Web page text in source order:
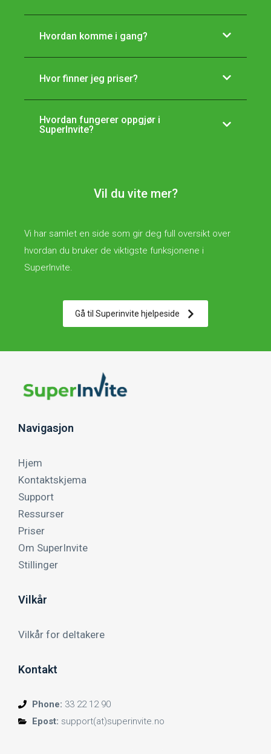
Vil du vite mer?
Vi har samlet en side som gir deg full oversikt over
hvordan du bruker de viktigste funksjonene i
SuperInvite.
Gå til Superinvite hjelpeside
Hvordan komme i gang?
Hvor finner jeg priser?
Hvordan fungerer oppgjør i
SuperInvite?
Navigasjon
Hjem
Kontaktskjema
Support
Ressurser
Priser
Om SuperInvite
Stillinger
Vilkår
Vilkår for deltakere
Kontakt
Phone: 33 22 12 90
Epost: support(at)superinvite.no